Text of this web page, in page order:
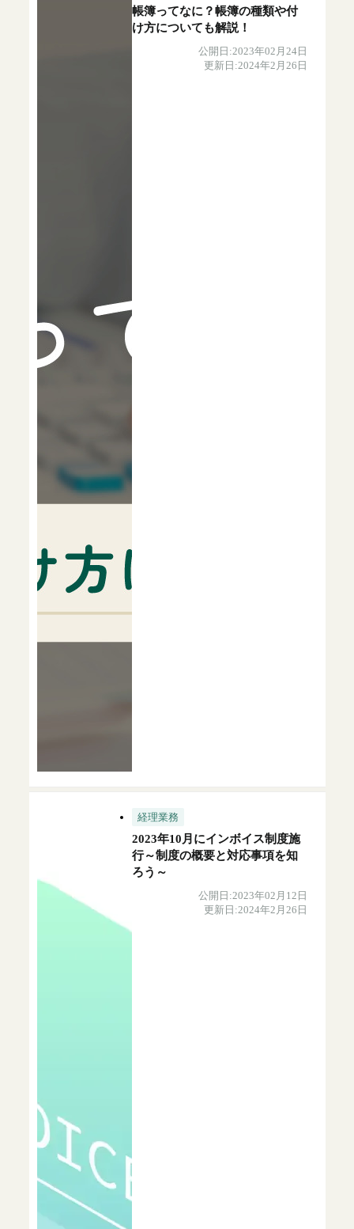
帳簿ってなに？帳簿の種類や付
け方についても解説！
公開日:2023年02月24日
更新日:2024年2月26日
経理業務
2023年10月にインボイス制度施
行～制度の概要と対応事項を知
ろう～
公開日:2023年02月12日
更新日:2024年2月26日